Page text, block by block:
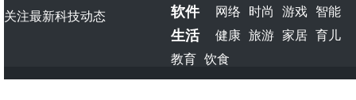
关注最新科技动态 软件 网络 时尚 游戏 智能
生活 健康 旅游 家居 育儿
教育 饮食